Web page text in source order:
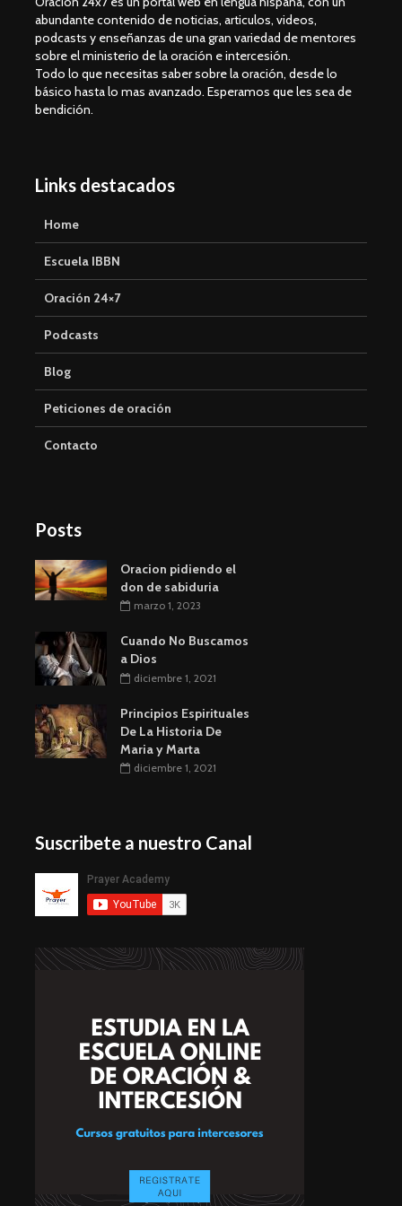
abundante contenido de noticias, articulos, videos,
podcasts y enseñanzas de una gran variedad de mentores
sobre el ministerio de la oración e intercesión.
Todo lo que necesitas saber sobre la oración, desde lo
básico hasta lo mas avanzado. Esperamos que les sea de
bendición.
Links destacados
Home
Escuela IBBN
Oración 24×7
Podcasts
Blog
Peticiones de oración
Contacto
Posts
Oracion pidiendo el
don de sabiduria
marzo 1, 2023
Cuando No Buscamos
a Dios
diciembre 1, 2021
Principios Espirituales
De La Historia De
Maria y Marta
diciembre 1, 2021
Suscribete a nuestro Canal